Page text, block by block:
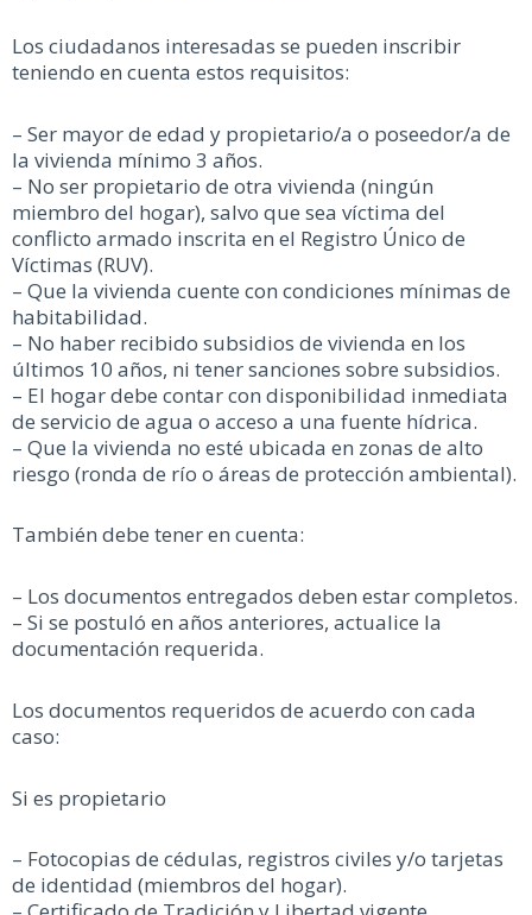
Los ciudadanos interesadas se pueden inscribir
teniendo en cuenta estos requisitos:
– Ser mayor de edad y propietario/a o poseedor/a de
la vivienda mínimo 3 años.
– No ser propietario de otra vivienda (ningún
miembro del hogar), salvo que sea víctima del
conflicto armado inscrita en el Registro Único de
Víctimas (RUV).
– Que la vivienda cuente con condiciones mínimas de
habitabilidad.
– No haber recibido subsidios de vivienda en los
últimos 10 años, ni tener sanciones sobre subsidios.
– El hogar debe contar con disponibilidad inmediata
de servicio de agua o acceso a una fuente hídrica.
– Que la vivienda no esté ubicada en zonas de alto
riesgo (ronda de río o áreas de protección ambiental).
También debe tener en cuenta:
– Los documentos entregados deben estar completos.
– Si se postuló en años anteriores, actualice la
documentación requerida.
Los documentos requeridos de acuerdo con cada
caso:
Si es propietario
– Fotocopias de cédulas, registros civiles y/o tarjetas
de identidad (miembros del hogar).